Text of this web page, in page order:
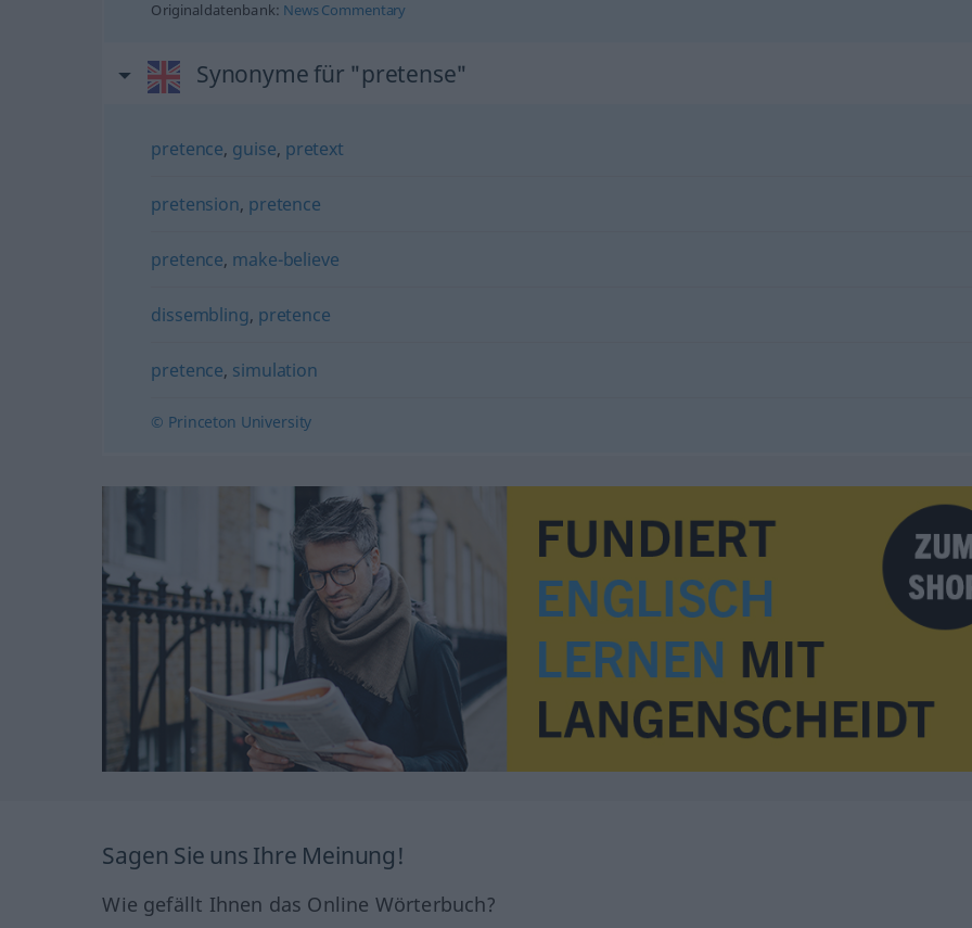
Originaldatenbank: News Commentary
Synonyme für "pretense"
pretence, guise, pretext
pretension, pretence
pretence, make-believe
dissembling, pretence
pretence, simulation
© Princeton University
Sagen Sie uns Ihre Meinung!
Wie gefällt Ihnen das Online Wörterbuch?